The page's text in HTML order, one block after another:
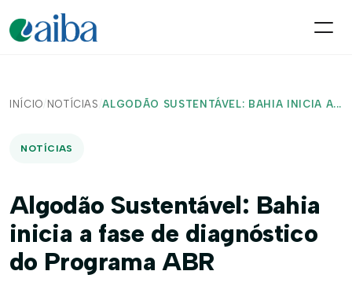
INÍCIO/ NOTÍCIAS /ALGODÃO SUSTENTÁVEL: BAHIA INICIA A...
NOTÍCIAS
Algodão Sustentável: Bahia
inicia a fase de diagnóstico
do Programa ABR